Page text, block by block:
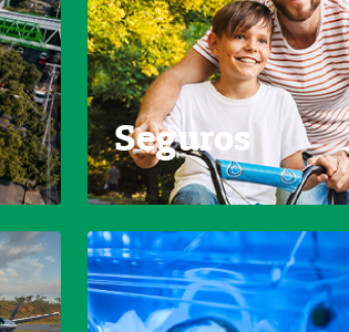
Seguros